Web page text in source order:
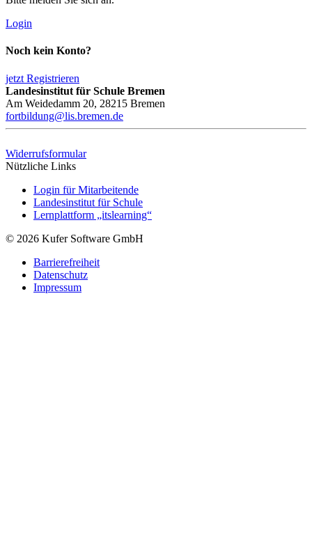
Login
Noch kein Konto?
jetzt Registrieren
Landesinstitut für Schule Bremen
Am Weidedamm 20, 28215 Bremen
fortbildung@lis.bremen.de
Widerrufsformular
Nützliche Links
Login für Mitarbeitende
Landesinstitut für Schule
Lernplattform „itslearning“
© 2026 Kufer Software GmbH
Barrierefreiheit
Datenschutz
Impressum